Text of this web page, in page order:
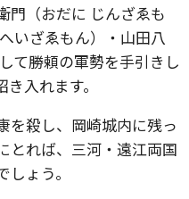
門（おだに じんざゑも
いざゑもん）・山田八
て勝頼の軍勢を手引きし
入れます。
を殺し、岡崎城内に残っ
とれば、三河・遠江両国
ょう。